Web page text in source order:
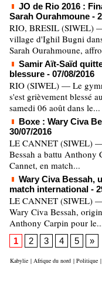
JO de Rio 2016 :
Sarah Ourahmoune -
RIO, BRESIL (SIWEL)
village d'Ighil Bugni
Sarah Ourahmoune,
Samir Aït-Saïd
blessure - 07/08/2016
RIO (SIWEL) — Le
s'est grièvement blessé
samedi 06 août dans le...
Boxe : Wary Civa
30/07/2016
LE CANNET (SIWEL)
Bessah a battu Anthony
Cannet, en match...
Wary Civa Bessah,
match international -
LE CANNET (SIWEL)
Wary Civa Bessah,
Anthony Carpin pour
1 2 3 4 5 »
Kabylie | Afrique du nord | Politique |